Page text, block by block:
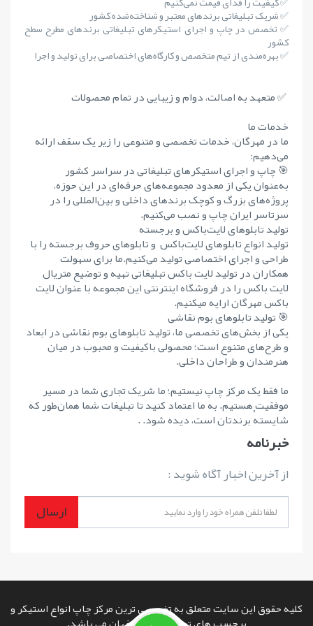
✅ شریک تبلیغاتی برندهای معتبر و شناخته‌شده کشور
✅ تخصص در چاپ و اجرای استیکرهای تبلیغاتی برندهای مطرح سطح
کشور
✅ بهره‌مندی از تیم متخصص و کارگاه‌های اختصاصی برای تولید و اجرا
✅ متعهد به اصالت، دوام و زیبایی در تمام محصولات
خدمات ما
ما در مهرگان، خدمات تخصصی و متنوعی را زیر یک سقف ارائه
می‌دهیم:
🎯 چاپ و اجرای استیکرهای تبلیغاتی در سراسر کشور
به‌عنوان یکی از معدود مجموعه‌های حرفه‌ای در این حوزه،
پروژه‌های بزرگ و کوچک برندهای داخلی و بین‌المللی را در
سرتاسر ایران چاپ و نصب می‌کنیم.
تولید تابلوهای لایت‌باکس و برجسته
تولید انواع تابلوهای لایت‌باکس و تابلوهای حروف برجسته را با
طراحی و اجرای اختصاصی تولید می‌کنیم.ما برای سهولت
همکاران در تولید لایت باکس تبلیغاتی تهیه و توضیع متریال
لایت باکس را در فروشگاه اینترنتی این مجموعه با عنوان لایت
باکس مهرگان ارایه میکنیم.
🎯 تولید تابلوهای بوم نقاشی
یکی از بخش‌های تخصصی ما، تولید تابلوهای بوم نقاشی در ابعاد
و طرح‌های متنوع است؛ محصولی باکیفیت و محبوب در میان
هنرمندان و طراحان داخلی.
ما فقط یک مرکز چاپ نیستیم؛ ما شریک تجاری شما در مسیر
موفقیت هستیم. به ما اعتماد کنید تا تبلیغات شما همان‌طور که
شایستهٔ برندتان است، دیده شود. .
خبرنامه
از آخرین اخبار آگاه شوید :
ارسال
کلیه حقوق این سایت متعلق به تخصصی ترین مرکز چاپ انواع استیکر و